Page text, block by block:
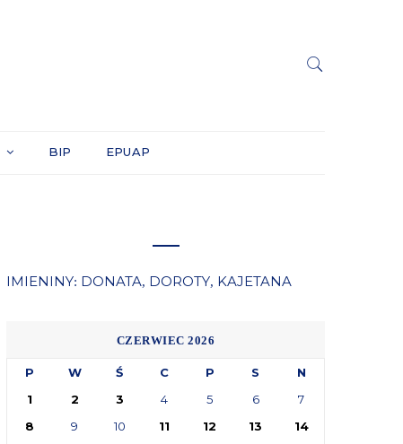
BIP EPUAP
IMIENINY: DONATA, DOROTY, KAJETANA
CZERWIEC 2026
P W Ś C P S
N
1
2 3 4 5 6
7
8
9 10 11 12 13
14